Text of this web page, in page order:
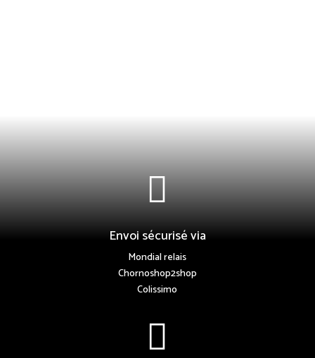

Envoi sécurisé via
Mondial relais
Chornoshop2shop
Colissimo
